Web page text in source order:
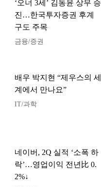
‘오너 3세’ 김동윤 상무 승
진…한국투자증권 후계
구도 주목
금융/증권
배우 박지현 “제우스의 세
계에서 만나요”
IT/과학
네이버, 2Q 실적 ‘소폭 하
락’…영업이익 전년比 0.
2%↓